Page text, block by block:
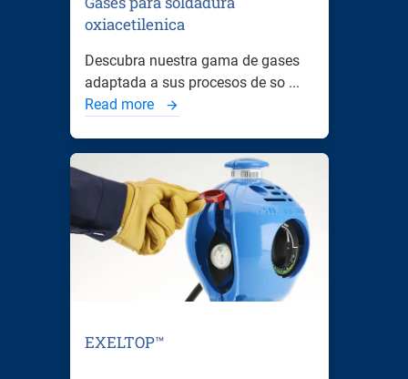
oxiacetilenica
Descubra nuestra gama de gases
adaptada a sus procesos de so ...
Read more
EXELTOP™